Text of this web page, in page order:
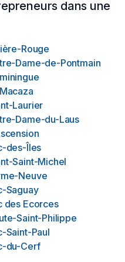
dans une
Rouge
Dame-de-Pontmain
Laurier
Dame-du-Laus
des-Îles
Saint-Michel
Neuve
Saguay
des Ecorces
Saint-Philippe
Saint-Paul
du-Cerf